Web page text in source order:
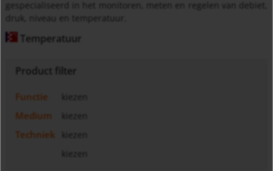
gespecialiseerd in het monitoren, meten en regelen van debiet,
druk, niveau en temperatuur.
Temperatuur
Product filter
Functie kiezen
Medium kiezen
Techniek
kiezen
kiezen